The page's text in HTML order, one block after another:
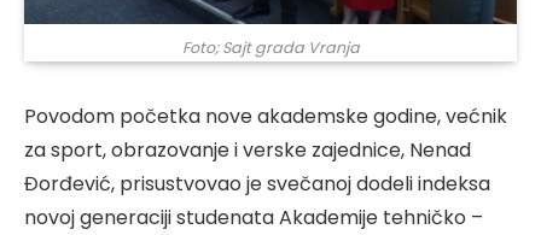
Foto; Sajt grada Vranja
Povodom početka nove akademske godine, većnik
za sport, obrazovanje i verske zajednice, Nenad
Đorđević, prisustvovao je svečanoj dodeli indeksa
novoj generaciji studenata Akademije tehničko –